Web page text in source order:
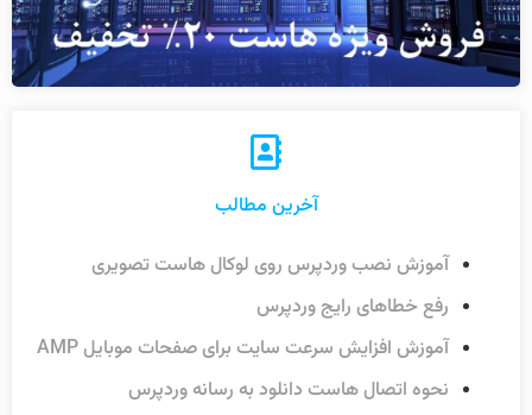
آخرین مطالب
آموزش نصب وردپرس روی لوکال هاست تصویری
رفع خطاهای رایج وردپرس
آموزش افزایش سرعت سایت برای صفحات موبایل AMP
نحوه اتصال هاست دانلود به رسانه وردپرس